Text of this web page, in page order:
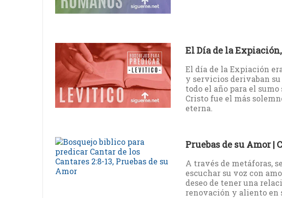
El Día de la
El día de la Expiación
y servicios derivaban su
todo el año para el
Cristo fue el más
eterna.
Pruebas de su Amor |
A través de metáforas,
escuchar su voz con
deseo de tener una
renovación y aliento en